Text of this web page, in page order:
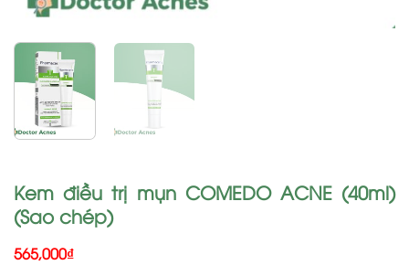
Kem điều trị mụn COMEDO ACNE (40ml)
(Sao chép)
565,000₫